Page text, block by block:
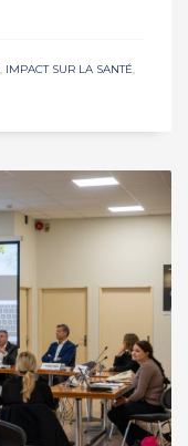
IMPACT SUR LA SANTÉ